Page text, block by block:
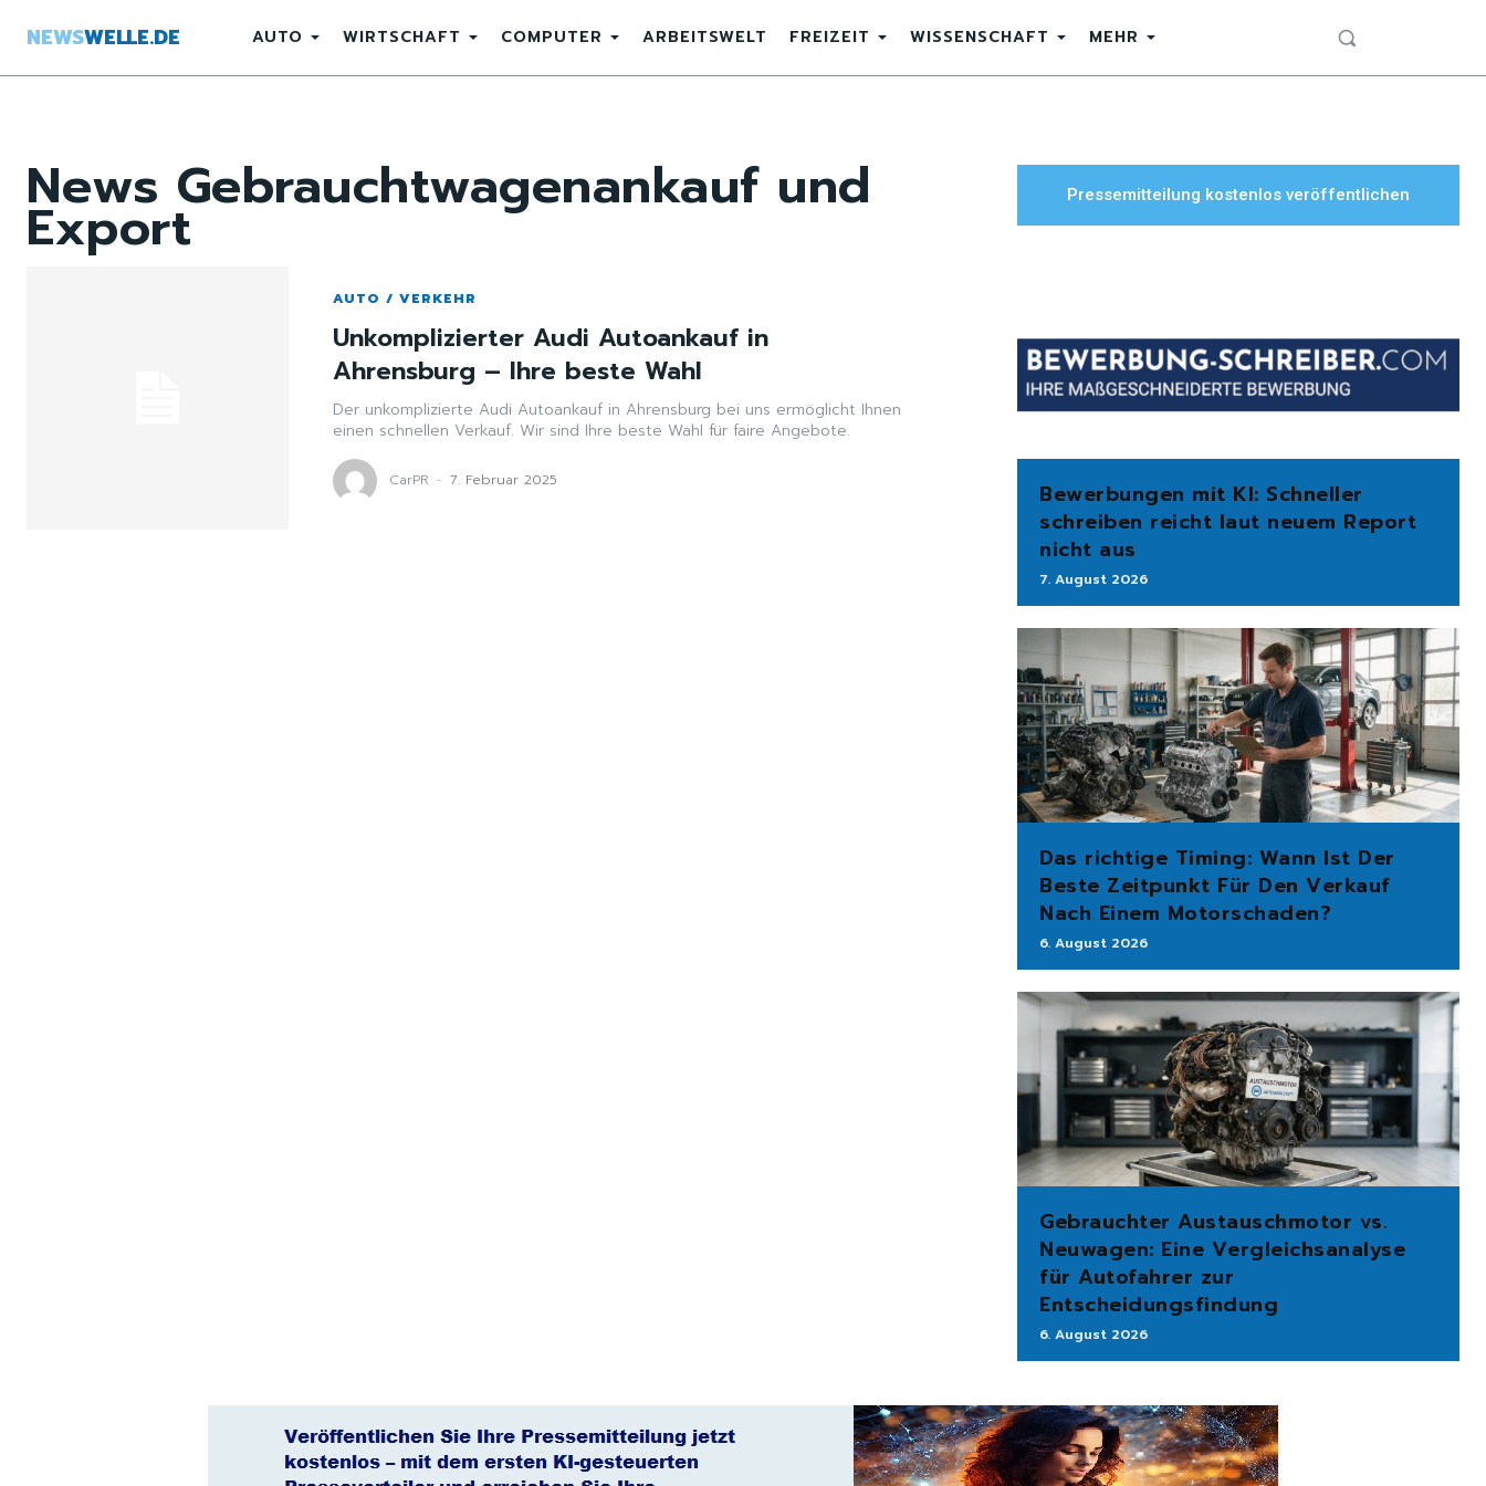
NEWSWELLE.DE AUTO WIRTSCHAFT COMPUTER ARBEITSWELT FREIZEIT WISSENSCHAFT MEHR
News Gebrauchtwagenankauf und
Export
AUTO / VERKEHR
Unkomplizierter Audi Autoankauf in
Ahrensburg – Ihre beste Wahl
Der unkomplizierte Audi Autoankauf in Ahrensburg bei uns ermöglicht Ihnen
einen schnellen Verkauf. Wir sind Ihre beste Wahl für faire Angebote.
CarPR - 7. Februar 2025
Pressemitteilung kostenlos veröffentlichen
Bewerbungen mit KI: Schneller
schreiben reicht laut neuem Report
nicht aus
7. August 2026
Das richtige Timing: Wann Ist Der
Beste Zeitpunkt Für Den Verkauf
Nach Einem Motorschaden?
6. August 2026
Gebrauchter Austauschmotor vs.
Neuwagen: Eine Vergleichsanalyse
für Autofahrer zur
Entscheidungsfindung
6. August 2026